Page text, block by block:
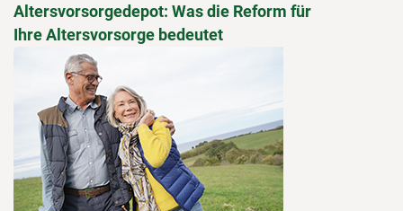
Altersvorsorgedepot: Was die Reform für
Ihre Altersvorsorge bedeutet